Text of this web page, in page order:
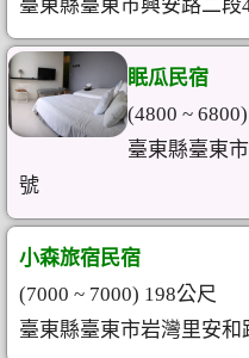
臺東縣臺東市興安路二段
眠瓜民宿
(4800 ~
臺東縣臺東
號
小森旅宿民宿
(7000 ~ 7000) 198公尺
臺東縣臺東市岩灣里安和